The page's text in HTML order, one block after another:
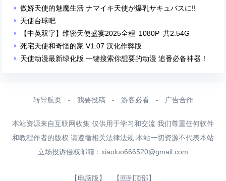
傲娇天使的魅魔生活 ナマイキ天使が爆乳サキュバスに!!
天使台球吧
【中英双字】维密天使盛宴2025全程 1080P 共2.54G
死宅天使和奇怪的家 V1.07 汉化作弊版
天使动漫最新绿化版 一键搜索你想要的动漫 追番必备神器！
转导航页 - 我要投稿 - 游客必看 - 广告合作
本站资源来自互联网收集 仅供用于学习和交流 我们尊重任何软件
和教程作者的版权 请遵循相关法律法规 本站一切资源不代表本站
立场投诉侵权邮箱： xiaoluo666520@gmail.com
【电脑版】 【回到顶部】